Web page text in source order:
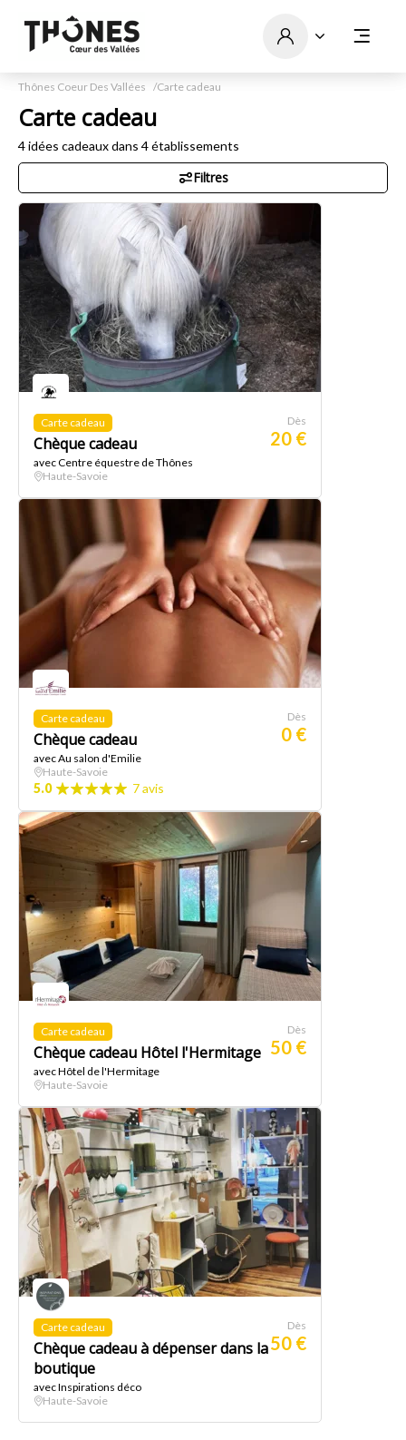
Thônes Coeur Des Vallées Carte cadeau
Carte cadeau
4idées cadeaux dans 4établissements
Filtres
Carte cadeau
Chèque cadeau
avec Centre équestre de Thônes
Dès
20 €
Haute-Savoie
Carte cadeau
Chèque cadeau
avec Au salon d'Emilie
Dès
0 €
Haute-Savoie
5.0 7 avis
Carte cadeau
Chèque cadeau Hôtel l'Hermitage
avec Hôtel de l'Hermitage
Dès
50 €
Haute-Savoie
Carte cadeau
Chèque cadeau à dépenser dans la
boutique
avec Inspirations déco
Dès
50 €
Haute-Savoie